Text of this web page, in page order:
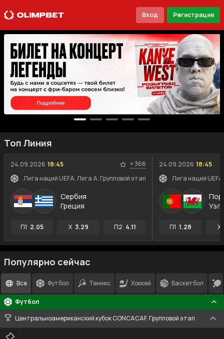
Вход Регистрация
Топ Линия
24.09.2026 18:45 +368
Лига наций UEFA. Лига A. Групповой этап
Сербия
Греция
П1 2.05 X 3.29 П2 4.11
24.09.2026 18:45
Лига наций
П1 1.28 X
Популярно сейчас
Все Футбол Теннис Хоккей Баскетбол
Футбол
Центральноамериканский кубок CONCACAF. Групповой этап